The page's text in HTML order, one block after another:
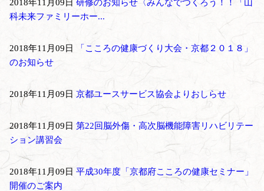
2018年11月09日 研修のお知らせ〈みんなでつくろう！！「山
科未来ファミリーホー...
2018年11月09日
「こころの健康づくり大会・京都２０１８」
のお知らせ
2018年11月09日 京都ユースサービス協会よりおしらせ
2018年11月09日 第22回脳外傷・高次脳機能障害リハビリテー
ション講習会
2018年11月09日 平成30年度「京都府こころの健康セミナー」
開催のご案内